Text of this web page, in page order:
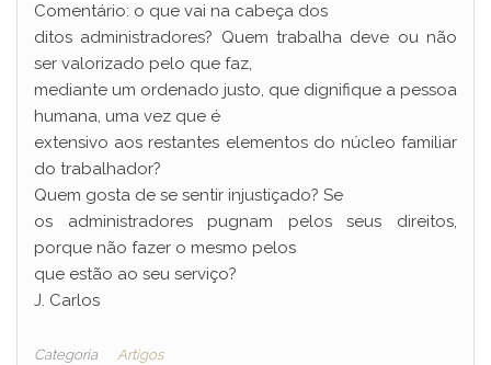
Comentário: o que vai na cabeça dos
ditos administradores? Quem trabalha deve ou não
ser valorizado pelo que faz,
mediante um ordenado justo, que dignifique a pessoa
humana, uma vez que é
extensivo aos restantes elementos do núcleo familiar
do trabalhador?
Quem gosta de se sentir injustiçado? Se
os administradores pugnam pelos seus direitos,
porque não fazer o mesmo pelos
que estão ao seu serviço?
J. Carlos
Categoria Artigos